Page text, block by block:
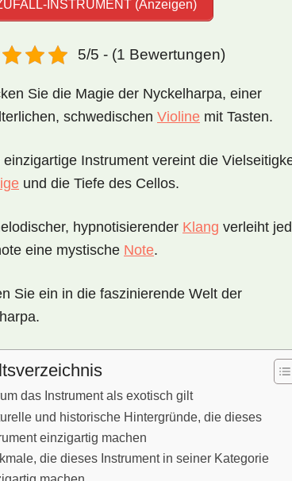
INSTRUMENT (Anzeigen)
5/5 - (1 Bewertungen)
Sie die Magie der Nyckelharpa, einer
schwedischen Violine mit Tasten.
einzigartige Instrument vereint die
und die Tiefe des Cellos.
hypnotisierender Klang verleiht
eine mystische Note.
Sie ein in die faszinierende Welt der
das Instrument als exotisch gilt
und historische Hintergründe, die dieses
einzigartig machen
die dieses Instrument in seiner Kategorie